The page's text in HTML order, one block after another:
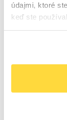
údajmi, ktoré
keď ste
Rukavice
Počet bal. v